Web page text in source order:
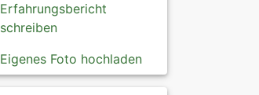
Erfahrungsbericht
schreiben
Eigenes Foto hochladen